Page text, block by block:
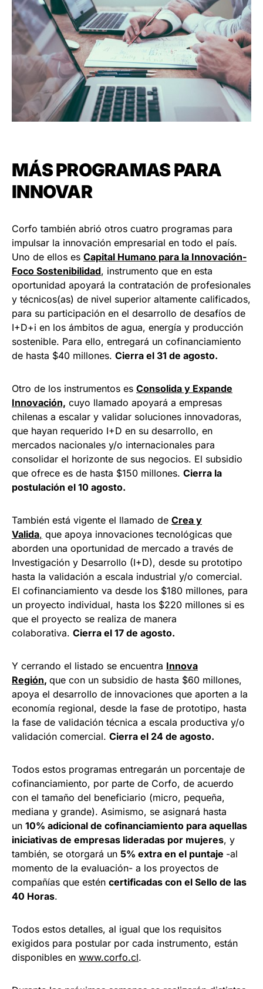
MÁS PROGRAMAS PARA
INNOVAR
Corfo también abrió otros cuatro programas para
impulsar la innovación empresarial en todo el país.
Uno de ellos es Capital Humano para la Innovación-
Foco Sostenibilidad, instrumento que en esta
oportunidad apoyará la contratación de profesionales
y técnicos(as) de nivel superior altamente calificados,
para su participación en el desarrollo de desafíos de
I+D+i en los ámbitos de agua, energía y producción
sostenible. Para ello, entregará un cofinanciamiento
de hasta $40 millones. Cierra el 31 de agosto.
Otro de los instrumentos es Consolida y Expande
Innovación, cuyo llamado apoyará a empresas
chilenas a escalar y validar soluciones innovadoras,
que hayan requerido I+D en su desarrollo, en
mercados nacionales y/o internacionales para
consolidar el horizonte de sus negocios. El subsidio
que ofrece es de hasta $150 millones. Cierra la
postulación el 10 agosto.
También está vigente el llamado de Crea y
Valida, que apoya innovaciones tecnológicas que
aborden una oportunidad de mercado a través de
Investigación y Desarrollo (I+D), desde su prototipo
hasta la validación a escala industrial y/o comercial.
El cofinanciamiento va desde los $180 millones, para
un proyecto individual, hasta los $220 millones si es
que el proyecto se realiza de manera
colaborativa. Cierra el 17 de agosto.
Y cerrando el listado se encuentra Innova
Región, que con un subsidio de hasta $60 millones,
apoya el desarrollo de innovaciones que aporten a la
economía regional, desde la fase de prototipo, hasta
la fase de validación técnica a escala productiva y/o
validación comercial. Cierra el 24 de agosto.
Todos estos programas entregarán un porcentaje de
cofinanciamiento, por parte de Corfo, de acuerdo
con el tamaño del beneficiario (micro, pequeña,
mediana y grande). Asimismo, se asignará hasta
un 10% adicional de cofinanciamiento para aquellas
iniciativas de empresas lideradas por mujeres, y
también, se otorgará un 5% extra en el puntaje -al
momento de la evaluación- a los proyectos de
compañías que estén certificadas con el Sello de las
40 Horas.
Todos estos detalles, al igual que los requisitos
exigidos para postular por cada instrumento, están
disponibles en www.corfo.cl.